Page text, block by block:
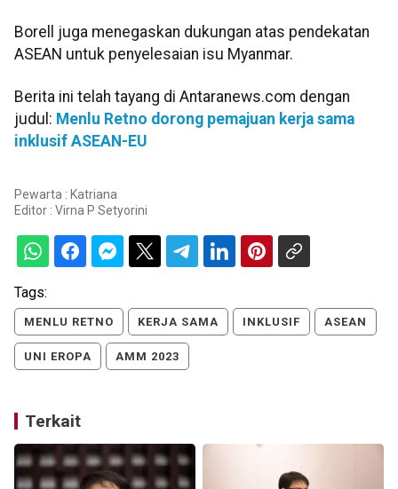
Borell juga menegaskan dukungan atas pendekatan
ASEAN untuk penyelesaian isu Myanmar.
Berita ini telah tayang di Antaranews.com dengan
judul: Menlu Retno dorong pemajuan kerja sama
inklusif ASEAN-EU
Pewarta : Katriana
Editor : Virna P Setyorini
Tags:
MENLU RETNO KERJA SAMA INKLUSIF ASEAN
UNI EROPA AMM 2023
Terkait